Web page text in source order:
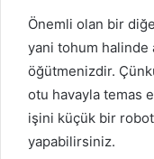
Önemli olan bir
yani tohum halinde
öğütmenizdir.
otu havayla temas
işini küçük bir robot
yapabilirsiniz.